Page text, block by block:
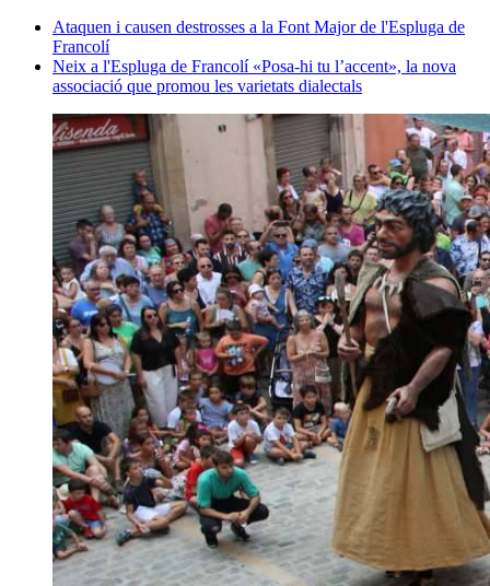
Ataquen i causen destrosses a la Font Major de l'Espluga de
Francolí
Neix a l'Espluga de Francolí «Posa-hi tu l’accent», la nova
associació que promou les varietats dialectals